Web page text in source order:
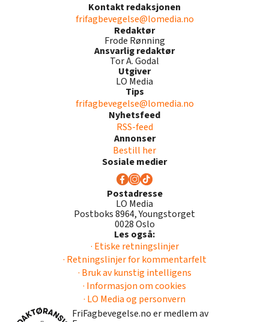
Kontakt redaksjonen
frifagbevegelse@lomedia.no
Redaktør
Frode Rønning
Ansvarlig redaktør
Tor A. Godal
Utgiver
LO Media
Tips
frifagbevegelse@lomedia.no
Nyhetsfeed
RSS-feed
Annonser
Bestill her
Sosiale medier
Postadresse
LO Media
Postboks 8964, Youngstorget
0028 Oslo
Les også:
· Etiske retningslinjer
· Retningslinjer for kommentarfelt
· Bruk av kunstig intelligens
· Informasjon om cookies
· LO Media og personvern
FriFagbevegelse.no er medlem av